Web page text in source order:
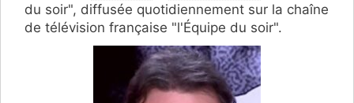
du soir", diffusée quotidiennement sur la chaîne
de télévision française "l'Équipe du soir".